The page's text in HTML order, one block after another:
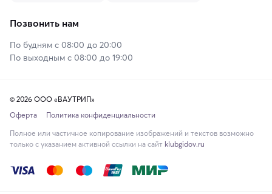
Позвонить нам
По будням с 08:00 до 20:00
По выходным с 08:00 до 19:00
© 2026 ООО «ВАУТРИП»
Оферта
Политика конфиденциальности
Полное или частичное копирование изображений и текстов возможно
только с указанием активной ссылки на сайт klubgidov.ru